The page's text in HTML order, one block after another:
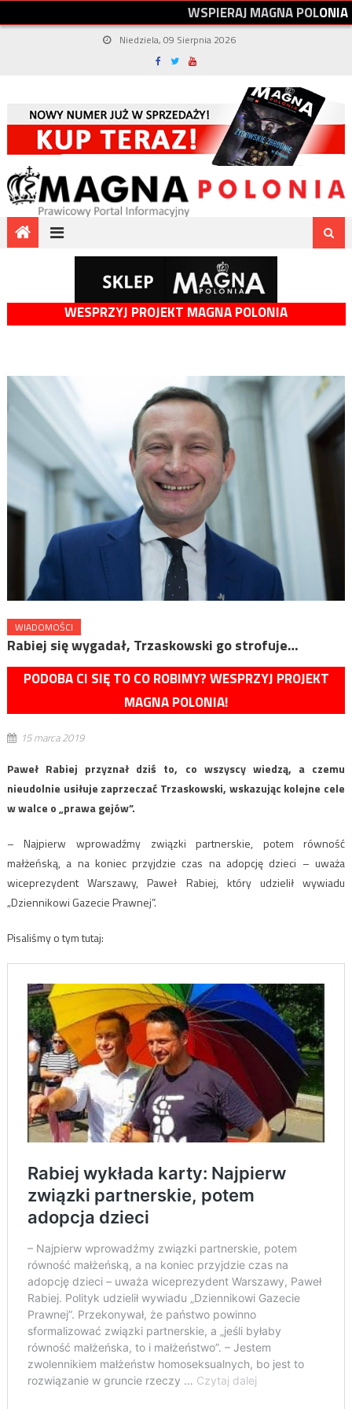
WSPIERAJMAGNAPOLONIA
Niedziela, 09 Sierpnia 2026
WESPRZYJ PROJEKT MAGNA POLONIA
WIADOMOŚCI
Rabiej się wygadał, Trzaskowski go strofuje…
PODOBA CI SIĘ TO CO ROBIMY? WESPRZYJ PROJEKT
MAGNA POLONIA!
15 marca 2019
Paweł Rabiej przyznał dziś to, co wszyscy wiedzą, a czemu
nieudolnie usiłuje zaprzeczać Trzaskowski, wskazując kolejne cele
w walce o „prawa gejów”.
– Najpierw wprowadźmy związki partnerskie, potem równość
małżeńską, a na koniec przyjdzie czas na adopcję dzieci – uważa
wiceprezydent Warszawy, Paweł Rabiej, który udzielił wywiadu
„Dziennikowi Gazecie Prawnej”.
Pisaliśmy o tym tutaj: